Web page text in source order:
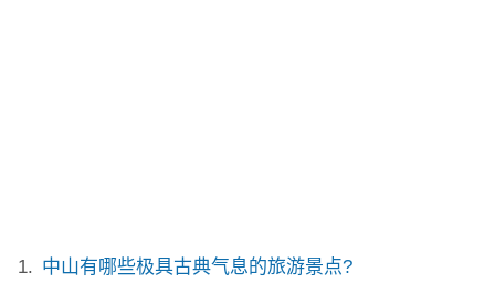
中山有哪些极具古典气息的旅游景点?